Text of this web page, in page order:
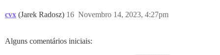
cvx (Jarek Radosz) Novembro 14, 2023, 4:27pm
16
Alguns comentários iniciais: